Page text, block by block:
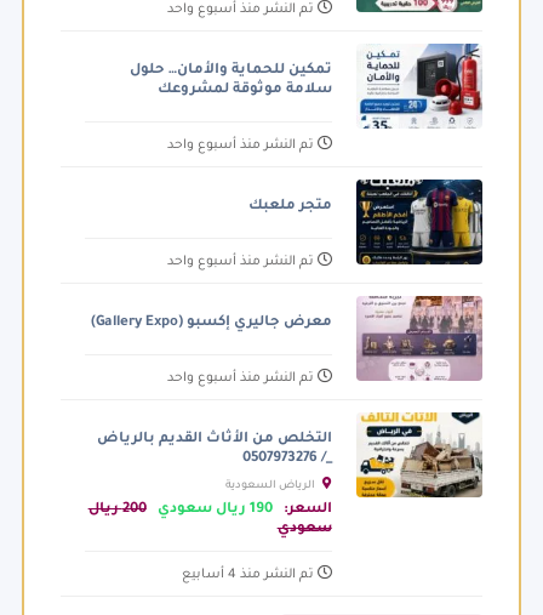
تم النشر منذ أسبوع واحد
تمكين للحماية والأمان… حلول
سلامة موثوقة لمشروعك
تم النشر منذ أسبوع واحد
متجر ملعبك
تم النشر منذ أسبوع واحد
معرض جاليري إكسبو (Gallery Expo)
تم النشر منذ أسبوع واحد
التخلص من الأثاث القديم بالرياض
_/ 0507973276
السعر: 190 ريال سعودي
200 ريال
سعودي
تم النشر منذ 4 أسابيع